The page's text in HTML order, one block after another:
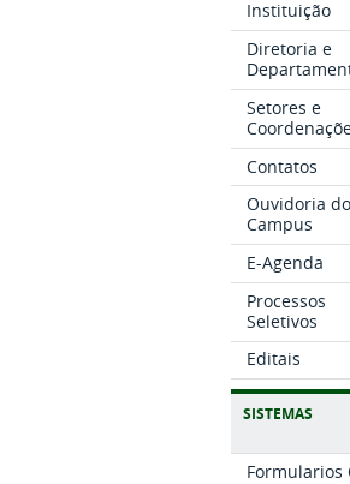
Instituição
Diretoria e
Setores e
Contatos
Ouvidoria do
Campus
E-Agenda
Processos
Seletivos
Editais
SISTEMAS
Formularios